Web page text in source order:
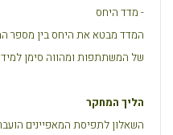
- מדד היחס
המדד מבטא את היחס בין מספר
של המשתתפות ומהווה סימן
הליך המחקר
השאלון לתפיסת המאפיינים